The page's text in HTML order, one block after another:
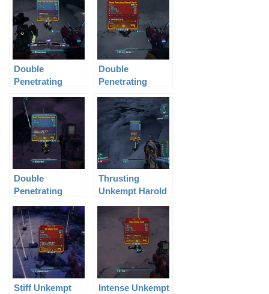
Double
Penetrating
Level 32
Double
Penetrating
Level 53
Double
Penetrating
Level 48
Thrusting
Unkempt Harold
Stiff Unkempt
Intense Unkempt